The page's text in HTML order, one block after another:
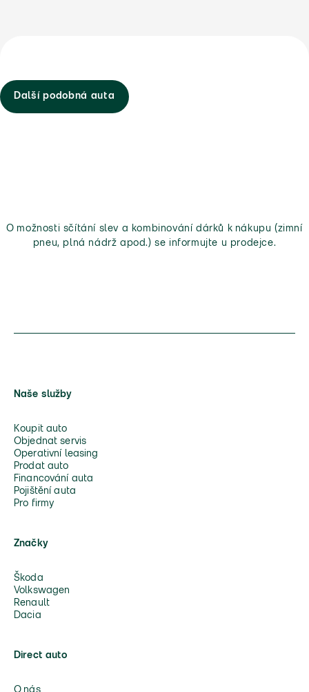
Další podobná auta
O možnosti sčítání slev a kombinování dárků k nákupu (zimní
pneu, plná nádrž apod.) se informujte u prodejce.
Naše služby
Koupit auto
Objednat servis
Operativní leasing
Prodat auto
Financování auta
Pojištění auta
Pro firmy
Značky
Škoda
Volkswagen
Renault
Dacia
Direct auto